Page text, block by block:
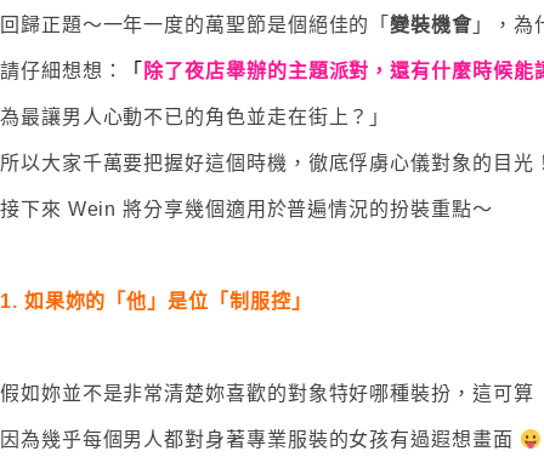
回歸正題～一年一度的萬聖節是個絕佳的「變裝機會」，為
請仔細想想： 「 除了夜店舉辦的主題派對，還有什麼時候能
為最讓男人心動不已的角色並走在街上？」
所以大家千萬要把握好這個時機，徹底俘虜心儀對象的目光
接下來 Wein 將分享幾個適用於普遍情況的扮裝重點～
1. 如果妳的「他」是位「制服控」
假如妳並不是非常清楚妳喜歡的對象特好哪種裝扮，這可算
因為幾乎每個男人都對身著專業服裝的女孩有過遐想畫面